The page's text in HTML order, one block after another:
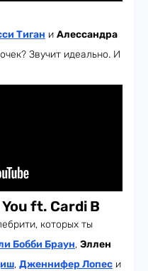
Тиган и Алессандра
Звучит идеально. И
ft. Cardi B
которых ты
Бобби Браун, Эллен
, Дженнифер Лопес и